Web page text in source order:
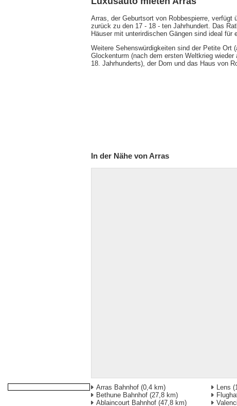
Arras, der Geburtsort von Robbespierre,
zurück zu den 17 - 18 - ten Jahrhundert. Das
Häuser mit unterirdischen Gängen sind ideal für
Weitere Sehenswürdigkeiten sind der Petite Ort
Glockenturm (nach dem ersten Weltkrieg
18. Jahrhunderts), der Dom und das Haus von
In der Nähe von Arras
Arras Bahnhof (0,4 km) Lens
Bethune Bahnhof (27,8 km)
Ablaincourt Bahnhof (47,8 km)